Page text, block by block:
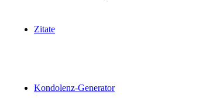
Zitate
Kondolenz-Generator